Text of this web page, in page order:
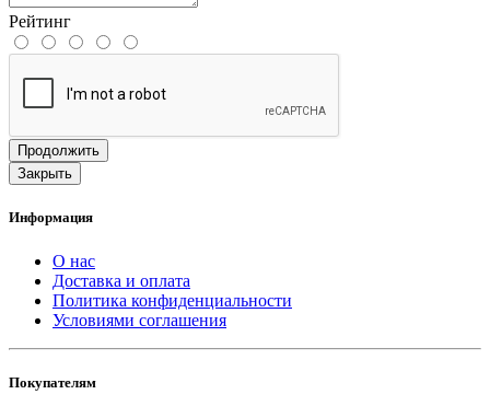
Рейтинг
Продолжить
Закрыть
Информация
О нас
Доставка и оплата
Политика конфиденциальности
Условиями соглашения
Покупателям